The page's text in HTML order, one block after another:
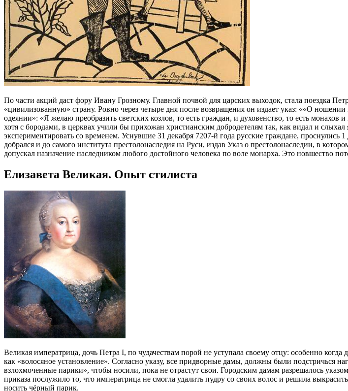
По части акций даст фору Ивану Грозному. Главной почвой для царских выходок, стала поездка
«цивилизованную» страну. Ровно через четыре дня после возвращения он издает указ: ««О
одеянии»: «Я желаю преобразить светских козлов, то есть граждан, и духовенство, то есть
хотя с бородами, в церквах учили бы прихожан христианским добродетелям так, как видал и
экспериментировать со временем. Уснувшие 31 декабря 7207-й года русские граждане, проснулись
добрался и до самого института престолонаследия на Руси, издав Указ о престолонаследии, в
допускал назначение наследником любого достойного человека по воле монарха. Это новшество
Елизавета Великая. Опыт стилиста
Великая императрица, дочь Петра I, по чудачествам порой не уступала своему отцу: особенно когда
как «волосяное установление». Согласно указу, все придворные дамы, должны были
взлохмоченные парики», чтобы носили, пока не отрастут свои. Городским дамам разрешалось
приказа послужило то, что императрица не смогла удалить пудру со своих волос и решила
носить чёрный парик.